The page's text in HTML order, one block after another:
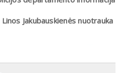
Linos Jakubauskienės nuotrauka